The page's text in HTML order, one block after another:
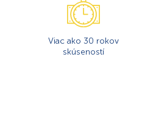
Viac ako 30 rokov
skúseností